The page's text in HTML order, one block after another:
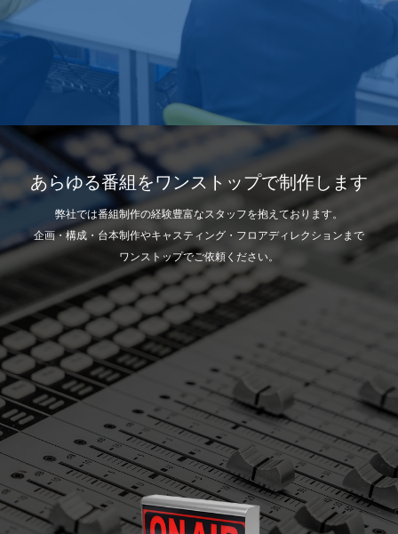
あらゆる番組をワンストップで制作します
弊社では番組制作の経験豊富なスタッフを抱えております。
企画・構成・台本制作やキャスティング・フロアディレクションまで
ワンストップでご依頼ください。